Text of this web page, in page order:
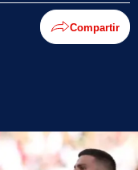
Compartir